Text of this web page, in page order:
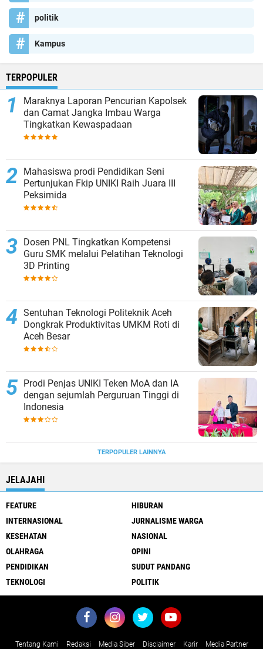
politik
Kampus
TERPOPULER
Maraknya Laporan Pencurian Kapolsek
dan Camat Jangka Imbau Warga
Tingkatkan Kewaspadaan
Mahasiswa prodi Pendidikan Seni
Pertunjukan Fkip UNIKI Raih Juara III
Peksimida
Dosen PNL Tingkatkan Kompetensi
Guru SMK melalui Pelatihan Teknologi
3D Printing
Sentuhan Teknologi Politeknik Aceh
Dongkrak Produktivitas UMKM Roti di
Aceh Besar
Prodi Penjas UNIKI Teken MoA dan IA
dengan sejumlah Perguruan Tinggi di
Indonesia
TERPOPULER LAINNYA
JELAJAHI
FEATURE
HIBURAN
INTERNASIONAL
JURNALISME WARGA
KESEHATAN
NASIONAL
OLAHRAGA
OPINI
PENDIDIKAN
SUDUT PANDANG
TEKNOLOGI
POLITIK
Tentang Kami Redaksi Media Siber Disclaimer Karir Media Partner